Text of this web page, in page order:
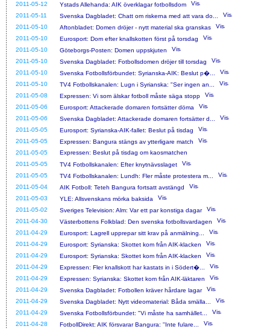
2011-05-12
Ystads Allehanda: AIK överklagar fotbollsdom
2011-05-11
Svenska Dagbladet: Chatt om riskerna med att vara do...
2011-05-10
Aftonbladet: Domen dröjer - nytt material ska granskas
2011-05-10
Eurosport: Dom efter knallskotten först på torsdag
2011-05-10
Göteborgs-Posten: Domen uppskjuten
2011-05-10
Svenska Dagbladet: Fotbollsdomen dröjer till torsdag
2011-05-10
Svenska Fotbollsförbundet: Syrianska-AIK: Beslut p�...
2011-05-10
TV4 Fotbollskanalen: Lugn i Syrianska: "Ser ingen an...
2011-05-08
Expressen: Vi som älskar fotboll måste säga stopp
2011-05-06
Eurosport: Attackerade domaren fortsätter döma
2011-05-06
Svenska Dagbladet: Attackerade domaren fortsätter d...
2011-05-05
Eurosport: Syrianska-AIK-fallet: Beslut på tisdag
2011-05-05
Expressen: Bangura stängs av ytterligare match
2011-05-05
Expressen: Beslut på tisdag om kaosmatchen
2011-05-05
TV4 Fotbollskanalen: Efter knytnävsslaget
2011-05-05
TV4 Fotbollskanalen: Lundh: Fler måste protestera m...
2011-05-04
AIK Fotboll: Teteh Bangura fortsatt avstängd
2011-05-03
YLE: Allsvenskans mörka baksida
2011-05-02
Sveriges Television: Alm: Var ett par konstiga dagar
2011-04-30
Västerbottens Folkblad: Den svenska fotbollsvardagen
2011-04-29
Eurosport: Lagrell upprepar sitt krav på anmälning...
2011-04-29
Eurosport: Syrianska: Skottet kom från AIK-klacken
2011-04-29
Eurosport: Syrianska: Skottet kom från AIK-klacken
2011-04-29
Expressen: Fler knallskott har kastats in i Södert�...
2011-04-29
Expressen: Syrianska: Skottet kom från AIK-läktaren
2011-04-29
Svenska Dagbladet: Fotbollen kräver hårdare lagar
2011-04-29
Svenska Dagbladet: Nytt videomaterial: Båda smälla...
2011-04-29
Svenska Fotbollsförbundet: "Vi måste ha samhället...
2011-04-28
FotbollDirekt: AIK försvarar Bangura: ''Inte fulare...